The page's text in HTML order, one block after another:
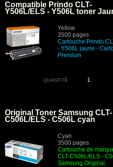
Compatible Prindo CLT-
Y506L/ELS - Y506L toner
Yellow
3500 pages
Cartouche Prindo
- Y506L jaune -
Premium
QUANTITÉ
Original Toner Samsung CLT-
C506L/ELS - C506L cyan
Cyan
3500 pages
Cartouche de
CLT-C506L/ELS -
Samsung Original